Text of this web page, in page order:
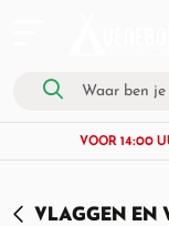
VOOR 14:00
VLAGGEN EN